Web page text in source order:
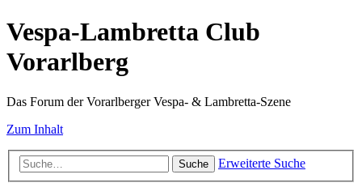
Vespa-Lambretta Club
Vorarlberg
Das Forum der Vorarlberger Vespa- & Lambretta-Szene
Zum Inhalt
Suche Erweiterte Suche